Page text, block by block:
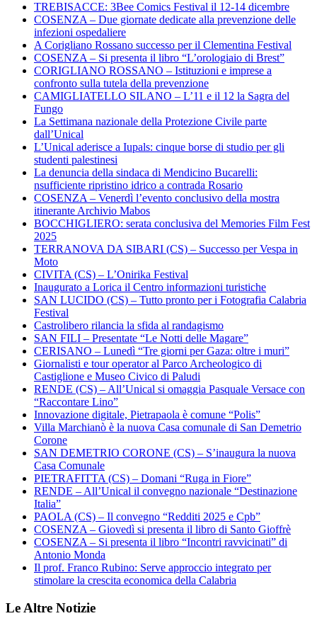
TREBISACCE: 3Bee Comics Festival il 12-14 dicembre
COSENZA – Due giornate dedicate alla prevenzione delle
infezioni ospedaliere
A Corigliano Rossano successo per il Clementina Festival
COSENZA – Si presenta il libro “L’orologiaio di Brest”
CORIGLIANO ROSSANO – Istituzioni e imprese a
confronto sulla tutela della prevenzione
CAMIGLIATELLO SILANO – L’11 e il 12 la Sagra del
Fungo
La Settimana nazionale della Protezione Civile parte
dall’Unical
L’Unical aderisce a Iupals: cinque borse di studio per gli
studenti palestinesi
La denuncia della sindaca di Mendicino Bucarelli:
nsufficiente ripristino idrico a contrada Rosario
COSENZA – Venerdì l’evento conclusivo della mostra
itinerante Archivio Mabos
BOCCHIGLIERO: serata conclusiva del Memories Film Fest
2025
TERRANOVA DA SIBARI (CS) – Successo per Vespa in
Moto
CIVITA (CS) – L’Onirika Festival
Inaugurato a Lorica il Centro informazioni turistiche
SAN LUCIDO (CS) – Tutto pronto per i Fotografia Calabria
Festival
Castrolibero rilancia la sfida al randagismo
SAN FILI – Presentate “Le Notti delle Magare”
CERISANO – Lunedì “Tre giorni per Gaza: oltre i muri”
Giornalisti e tour operator al Parco Archeologico di
Castiglione e Museo Civico di Paludi
RENDE (CS) – All’Unical si omaggia Pasquale Versace con
“Raccontare Lino”
Innovazione digitale, Pietrapaola è comune “Polis”
Villa Marchianò è la nuova Casa comunale di San Demetrio
Corone
SAN DEMETRIO CORONE (CS) – S’inaugura la nuova
Casa Comunale
PIETRAFITTA (CS) – Domani “Ruga in Fiore”
RENDE – All’Unical il convegno nazionale “Destinazione
Italia”
PAOLA (CS) – Il convegno “Redditi 2025 e Cpb”
COSENZA – Giovedì si presenta il libro di Santo Gioffrè
COSENZA – Si presenta il libro “Incontri ravvicinati” di
Antonio Monda
Il prof. Franco Rubino: Serve approccio integrato per
stimolare la crescita economica della Calabria
Le Altre Notizie